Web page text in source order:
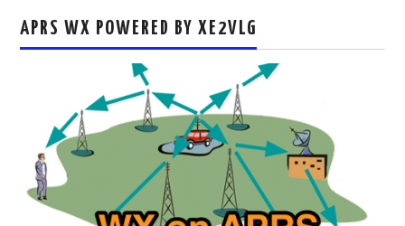
APRS WX POWERED BY XE2VLG